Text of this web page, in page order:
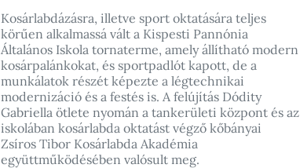
Kosárlabdázásra, illetve sport oktatására teljes
körűen alkalmassá vált a Kispesti Pannónia
Általános Iskola tornaterme, amely állítható modern
kosárpalánkokat, és sportpadlót kapott, de a
munkálatok részét képezte a légtechnikai
modernizáció és a festés is. A felújítás Dódity
Gabriella ötlete nyomán a tankerületi központ és az
iskolában kosárlabda oktatást végző kőbányai
Zsíros Tibor Kosárlabda Akadémia
együttműködésében valósult meg.